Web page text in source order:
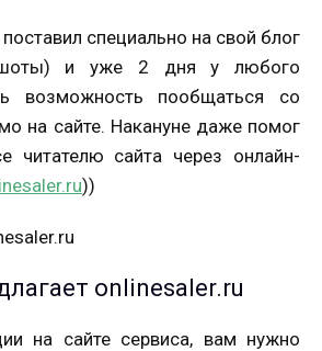
специально на свой блог
и уже 2 дня у любого
возможность пообщаться со
на сайте. Накануне даже помог
читателю сайта через онлайн-
))
onlinesaler.ru
на сайте сервиса, вам нужно